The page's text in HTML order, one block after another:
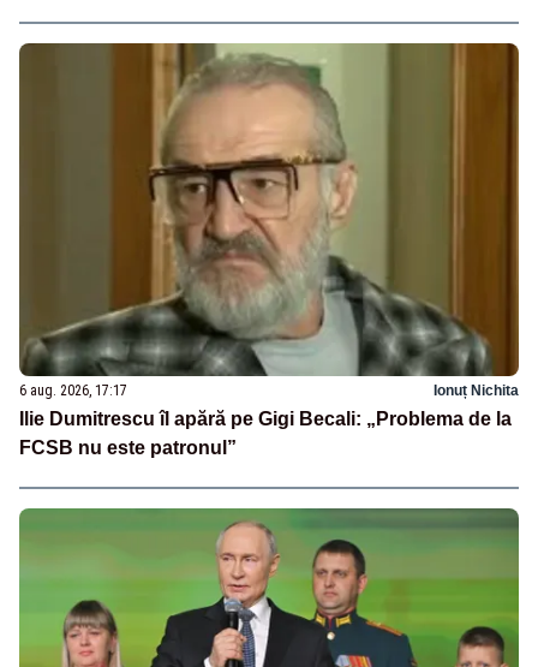
6 aug. 2026, 17:17 Ionuț Nichita
Ilie Dumitrescu îl apără pe Gigi Becali: „Problema de la
FCSB nu este patronul”